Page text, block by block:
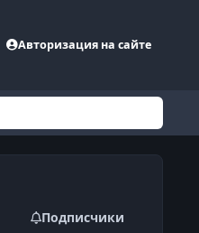
Авторизация на сайте
Подписчики